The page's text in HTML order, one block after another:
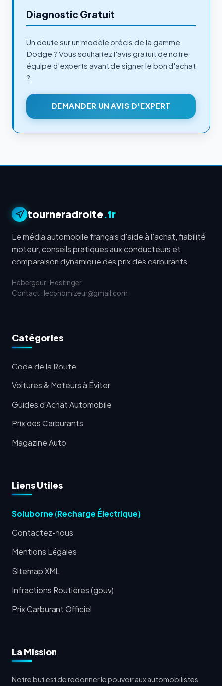
Diagnostic Gratuit
Un doute sur un modèle précis de la gamme
Dodge ? Vous souhaitez l'avis gratuit de notre
équipe d'experts avant de signer le bon d'achat
?
DEMANDER UN AVIS D'EXPERT
tourneradroite.fr
Le média automobile français d'aide à l'achat, fiabilité
moteur, conseils pratiques aux conducteurs et
comparaison dynamique des prix des carburants.
Hébergeur : Hostinger
Contact : leconomizeur@gmail.com
Catégories
Code de la Route
Voitures & Moteurs à Éviter
Guides d'Achat Automobile
Prix des Carburants
Magazine Auto
Liens Utiles
Soluborne (Recharge Électrique)
Contactez-nous
Mentions Légales
Sitemap XML
Infractions Routières (gouv)
Prix Carburant Officiel
La Mission
Notre but est de redonner le pouvoir aux automobilistes